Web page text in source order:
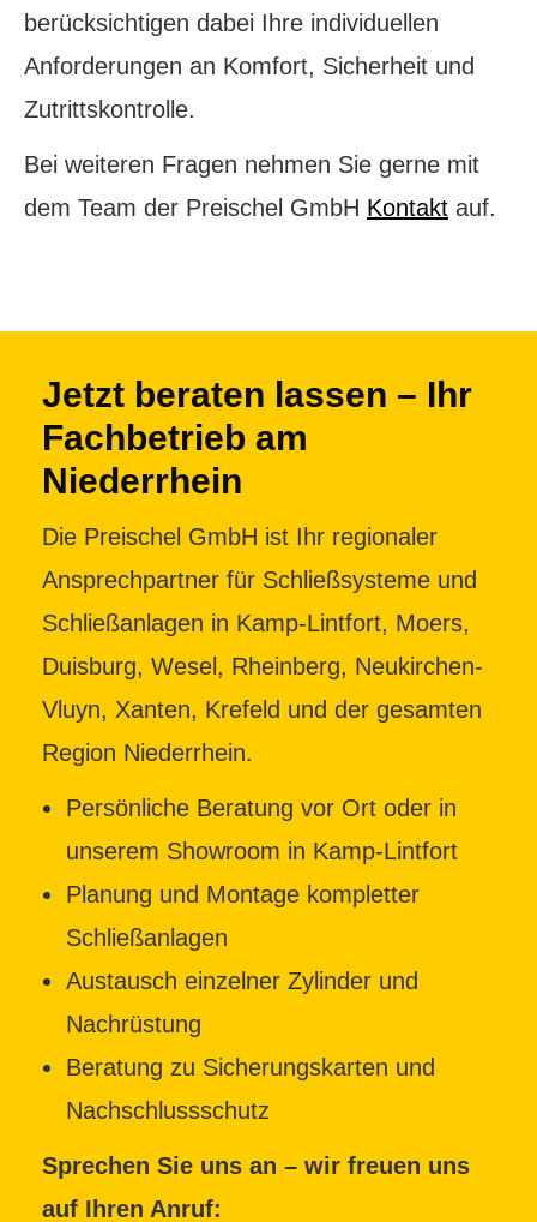
berücksichtigen dabei Ihre individuellen
Anforderungen an Komfort, Sicherheit und
Zutrittskontrolle.
Bei weiteren Fragen nehmen Sie gerne mit
dem Team der Preischel GmbH Kontakt auf.
Jetzt beraten lassen – Ihr
Fachbetrieb am
Niederrhein
Die Preischel GmbH ist Ihr regionaler
Ansprechpartner für Schließsysteme und
Schließanlagen in Kamp-Lintfort, Moers,
Duisburg, Wesel, Rheinberg, Neukirchen-
Vluyn, Xanten, Krefeld und der gesamten
Region Niederrhein.
Persönliche Beratung vor Ort oder in
unserem Showroom in Kamp-Lintfort
Planung und Montage kompletter
Schließanlagen
Austausch einzelner Zylinder und
Nachrüstung
Beratung zu Sicherungskarten und
Nachschlussschutz
Sprechen Sie uns an – wir freuen uns
auf Ihren Anruf: